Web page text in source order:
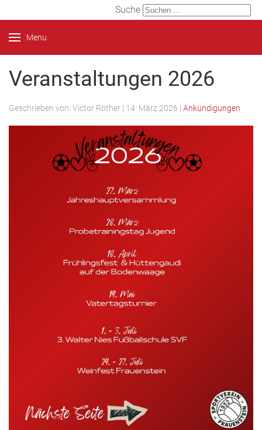
Suche
Menu
Veranstaltungen 2026
Geschrieben von: Victor Röther | 14. März 2026 | Ankündigungen